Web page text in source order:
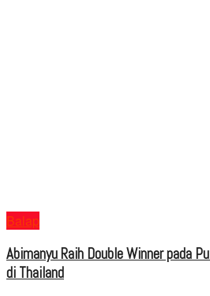
Balap
Abimanyu Raih Double Winner pada
di Thailand